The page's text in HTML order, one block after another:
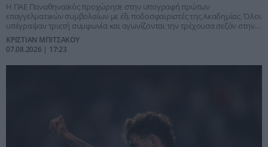
Η ΠΑΕ Παναθηναϊκός προχώρησε στην υπογραφή πρώτων
επαγγελματικών συμβολαίων με έξι ποδοσφαιριστές της Ακαδημίας. Όλοι
υπέγραψαν τριετή συμφωνία και αγωνίζονται την τρέχουσα σεζόν στην
Κ17 του Τριφυλλιού.
ΚΡΙΣΤΙΑΝ ΜΠΙΤΣΑΚΟΥ
07.08.2026 | 17:23